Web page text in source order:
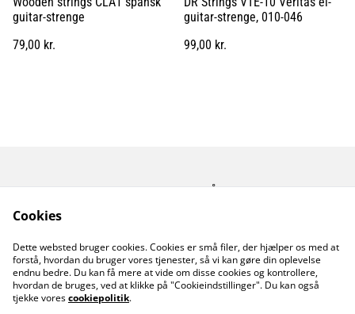
guitar-strenge
79,00 kr.
guitar-strenge, 010-046
99,00 kr.
Kontakt os
Åbningstider
Cookiepolitik
Cookies
Dette websted bruger cookies. Cookies er små filer, der hjælper os med at
forstå, hvordan du bruger vores tjenester, så vi kan gøre din oplevelse
endnu bedre. Du kan få mere at vide om disse cookies og kontrollere,
hvordan de bruges, ved at klikke på "Cookieindstillinger". Du kan også
tjekke vorescookiepolitik.